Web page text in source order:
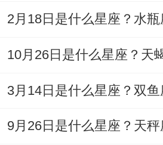
票根，会引发你对某个老
仅TA可见的朋友圈试试？
洗澡时哼的歌千万别切掉
完美切入点.凌晨刷短***若
2月18日是什么星座？水瓶
10月26日是什么星座？天
3月14日是什么星座？双鱼
9月26日是什么星座？天秤